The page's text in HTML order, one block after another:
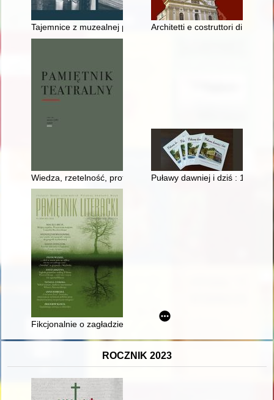
Tajemnice z muzealnej półki Architetti e costruttori di Piuro
Wiedza, rzetelność, profesjonalizm : wspomnienie o
Puławy dawniej i dziś : 115.
Fikcjonalnie o zagładzie : literatura polska, czeska i słowacka
ROCZNIK 2023